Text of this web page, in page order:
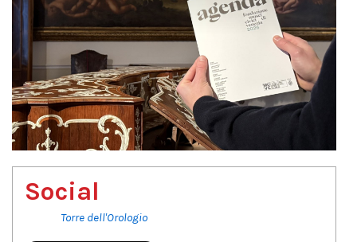
Social
Torre dell'Orologio